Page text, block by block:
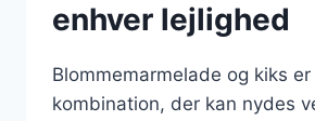
enhver lejlighed
Blommemarmelade og kiks
kombination, der kan nydes